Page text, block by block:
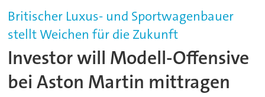
Britischer Luxus- und Sportwagenbauer
stellt Weichen für die Zukunft
Investor will Modell-Offensive
bei Aston Martin mittragen